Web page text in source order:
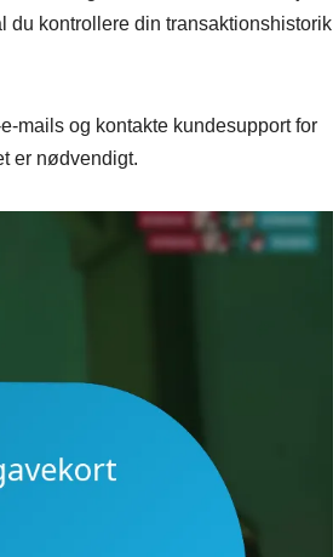
du kontrollere din transaktionshistorik
mails og kontakte kundesupport for
er nødvendigt.